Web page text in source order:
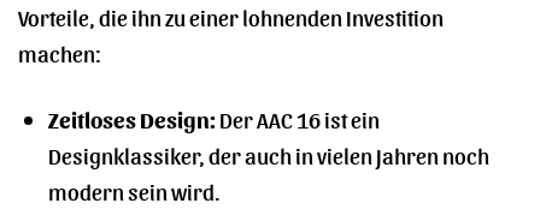
Vorteile, die ihn zu einer lohnenden Investition
machen:
Zeitloses Design:Der AAC 16 ist ein
Designklassiker, der auch in vielen Jahren noch
modern sein wird.